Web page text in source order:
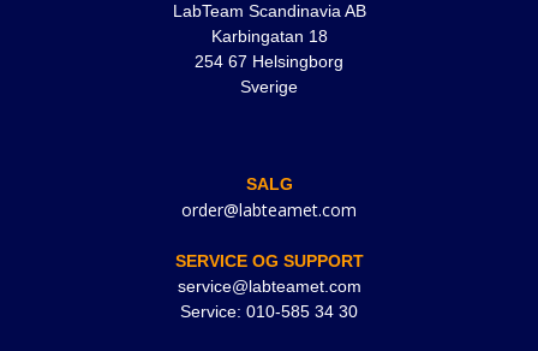
LabTeam Scandinavia AB
Karbingatan 18
254 67 Helsingborg
Sverige
SALG
order@labteamet.com
SERVICE OG SUPPORT
service@labteamet.com
Service: 010-585 34 30